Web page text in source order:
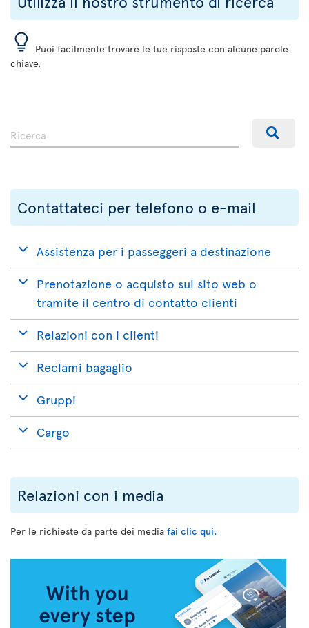
Puoi facilmente trovare le tue risposte con alcune parole
chiave.
Contattateci per telefono o e-mail
Assistenza per i passeggeri a destinazione
Prenotazione o acquisto sul sito web o
tramite il centro di contatto clienti
Relazioni con i clienti
Reclami bagaglio
Gruppi
Cargo
Relazioni con i media
Per le richieste da parte dei media fai clic qui.